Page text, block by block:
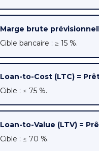
Marge brute
Cible bancaire : ≥ 15 %.
Loan-to-Cost (LTC) =
Cible : ≤ 75 %.
Loan-to-Value (LTV) =
Cible : ≤ 70 %.